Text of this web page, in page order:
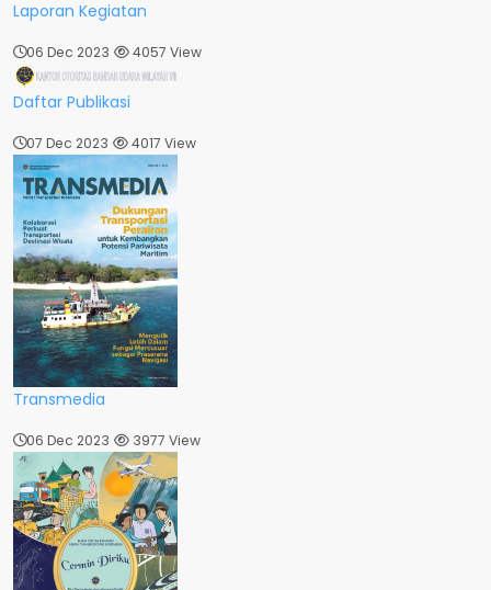
Laporan Kegiatan
06 Dec 2023 4057 View
Daftar Publikasi
07 Dec 2023 4017 View
Transmedia
06 Dec 2023 3977 View